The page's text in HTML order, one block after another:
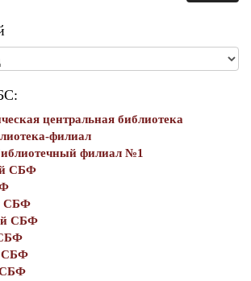
центральная библиотека
филиал
филиал №1
СБФ
СБФ
СБФ
СБФ
СБФ